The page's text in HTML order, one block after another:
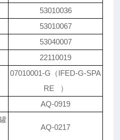
53010036
53010067
53040007
22110019
07010001-G（IFED-G-SPA
RE ）
AQ-0919
AQ-0217